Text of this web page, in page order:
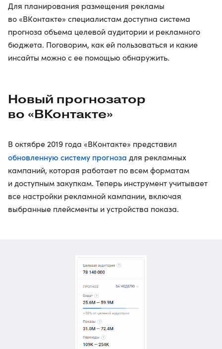
Для планирования размещения рекламы
во «ВКонтакте» специалистам доступна система
прогноза объема целевой аудитории и рекламного
бюджета. Поговорим, как ей пользоваться и какие
инсайты можно с ее помощью обнаружить.
Новый прогнозатор
во «ВКонтакте»
В октябре 2019 года «ВКонтакте» представил
обновленную систему прогноза для рекламных
кампаний, которая работает по всем форматам
и доступным закупкам. Теперь инструмент учитывает
все настройки рекламной кампании, включая
выбранные плейсменты и устройства показа.